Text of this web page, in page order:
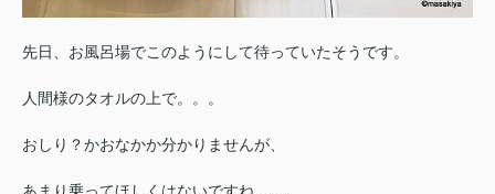
先日、お風呂場でこのようにして待っていたそうです。
人間様のタオルの上で。。。
おしり？かおなかか分かりませんが、
あまり乗ってほしくはないですね。。。